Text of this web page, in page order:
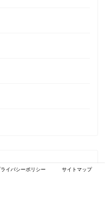
ライバシーポリシー サイトマップ